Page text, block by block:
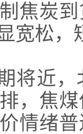
焦炭
宽松，
将近
，焦
情绪